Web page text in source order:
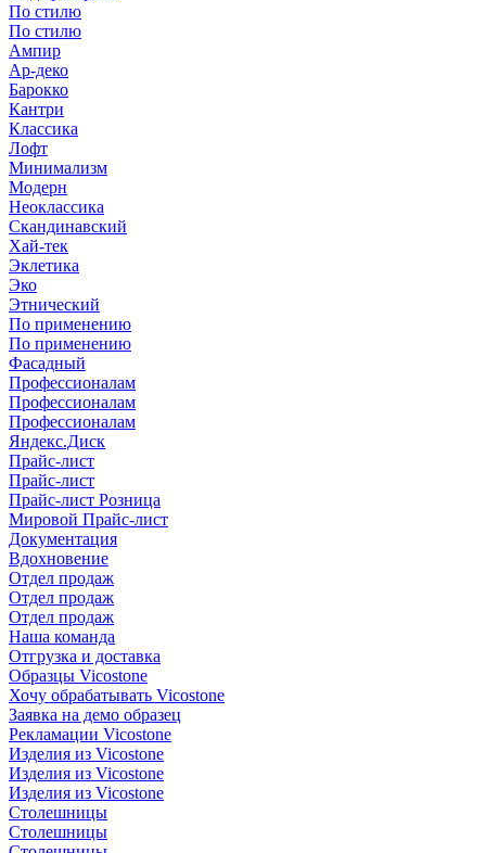
По стилю
По стилю
Ампир
Ар-деко
Барокко
Кантри
Классика
Лофт
Минимализм
Модерн
Неоклассика
Скандинавский
Хай-тек
Эклетика
Эко
Этнический
По применению
По применению
Фасадный
Профессионалам
Профессионалам
Профессионалам
Яндекс.Диск
Прайс-лист
Прайс-лист
Прайс-лист Розница
Мировой Прайс-лист
Документация
Вдохновение
Отдел продаж
Отдел продаж
Отдел продаж
Наша команда
Отгрузка и доставка
Образцы Vicostone
Хочу обрабатывать Vicostone
Заявка на демо образец
Рекламации Vicostone
Изделия из Vicostone
Изделия из Vicostone
Изделия из Vicostone
Столешницы
Столешницы